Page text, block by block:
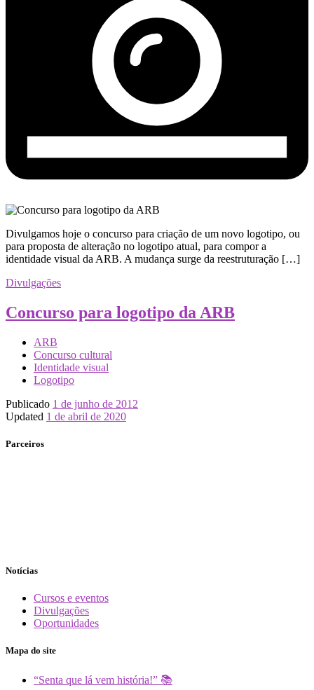
Divulgamos hoje o concurso para criação de um novo logotipo, ou
para proposta de alteração no logotipo atual, para compor a
identidade visual da ARB. A mudança surge da reestruturação […]
Divulgações
Concurso para logotipo da ARB
ARB
Concurso cultural
Identidade visual
Logotipo
Publicado 1 de junho de 2012
Updated 1 de abril de 2020
Parceiros
Notícias
Cursos e eventos
Divulgações
Oportunidades
Mapa do site
“Senta que lá vem história!” 📚